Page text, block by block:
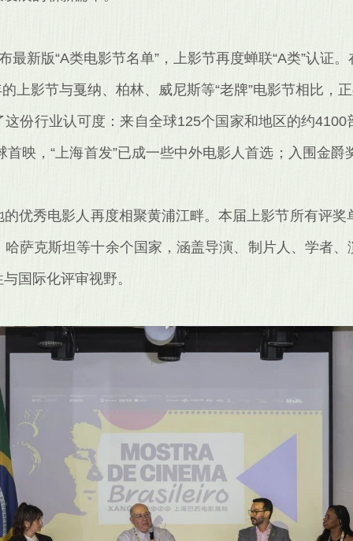
最新版“A类电影节名单”，上影节再度蝉联“A类”认证
上影节与戛纳、柏林、威尼斯等“老牌”电影节相比，
份行业认可度：来自全球125个国家和地区的约
映，“上海首发”已成一些中外电影人首选；入围金
优秀电影人再度相聚黄浦江畔。本届上影节所有评
萨克斯坦等十余个国家，涵盖导演、制片人、学者
国际化评审视野。